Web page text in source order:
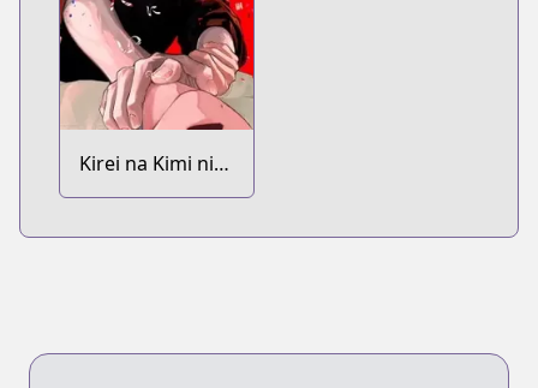
Kirei na Kimi ni
Korosaretai.